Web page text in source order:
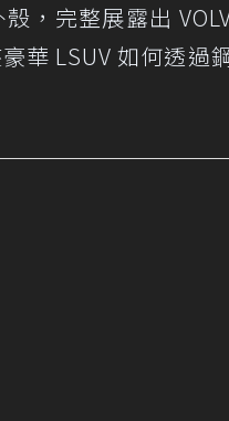
，完整展露出
華 LSUV 如何透過